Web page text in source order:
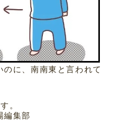
に、南南東と言われて
。
編集部